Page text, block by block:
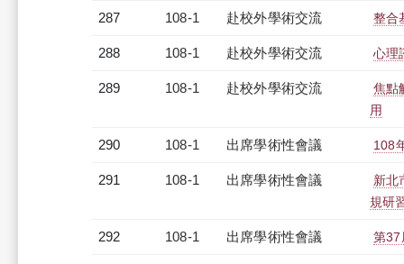
287 108-1 赴校外學術交流 整合
288 108-1 赴校外學術交流 心理
289 108-1 赴校外學術交流
焦點
用
290 108-1 出席學術性會議 108
291 108-1 出席學術性會議
新北
規研
292 108-1 出席學術性會議 第37